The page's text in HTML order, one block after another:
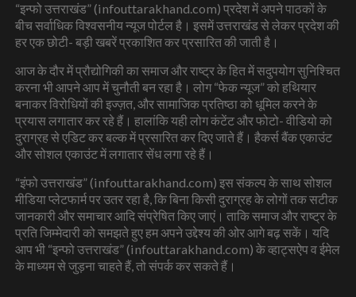
“इन्फो उत्तराखंड” (infouttarakhand.com) प्रदेश में अपने पाठकों के
बीच सर्वाधिक विश्वसनीय न्यूज पोर्टल है। इसमें उत्तराखंड से लेकर प्रदेश की
हर एक छोटी- बड़ी खबरें प्रकाशित कर प्रसारित की जाती है।
आज के दौर में प्रौद्योगिकी का समाज और राष्ट्र के हित में सदुपयोग सुनिश्चित
करना भी आपने आप में चुनौती बन रहा है। लोग “फेक न्यूज” को हथियार
बनाकर विरोधियों की इज्ज़त, और सामाजिक प्रतिष्ठा को धूमिल करने के
प्रयास लगातार कर रहे हैं। हालांकि यही लोग कंटेंट और फोटो- वीडियो को
दुराग्रह से एडिट कर बल्क में प्रसारित कर दिए जाते हैं। हैकर्स बैंक एकाउंट
और सोशल एकाउंट में लगातार सेंध लगा रहे हैं।
“इंफो उत्तराखंड” (infouttarakhand.com) इस संकल्प के साथ सोशल
मीडिया प्लेटफार्म पर उतर रहा है, कि बिना किसी दुराग्रह के लोगों तक सटीक
जानकारी और समाचार आदि संप्रेषित किए जाएं। ताकि समाज और राष्ट्र के
प्रति जिम्मेदारी को समझते हुए हम अपने उद्देश्य की ओर आगे बढ़ सकें। यदि
आप भी “इन्फो उत्तराखंड” (infouttarakhand.com) के व्हाट्सऐप व ईमेल
के माध्यम से जुड़ना चाहते हैं, तो संपर्क कर सकते हैं।